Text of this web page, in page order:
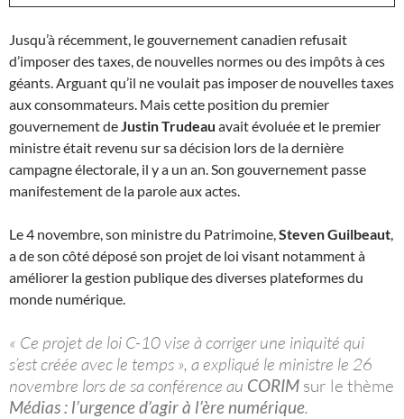
Jusqu’à récemment, le gouvernement canadien refusait
d’imposer des taxes, de nouvelles normes ou des impôts à ces
géants. Arguant qu’il ne voulait pas imposer de nouvelles taxes
aux consommateurs. Mais cette position du premier
gouvernement deJustin Trudeau avait évoluée et le premier
ministre était revenu sur sa décision lors de la dernière
campagne électorale, il y a un an. Son gouvernement passe
manifestement de la parole aux actes.
Le 4 novembre, son ministre du Patrimoine,Steven Guilbeaut,
a de son côté déposé son projet de loi visant notamment à
améliorer la gestion publique des diverses plateformes du
monde numérique.
« Ce projet de loi C-10 vise à corriger une iniquité qui
s’est créée avec le temps », a expliqué le ministre le 26
novembre lors de sa conférence au CORIM sur le thème
Médias : l’urgence d’agir à l’ère numérique.